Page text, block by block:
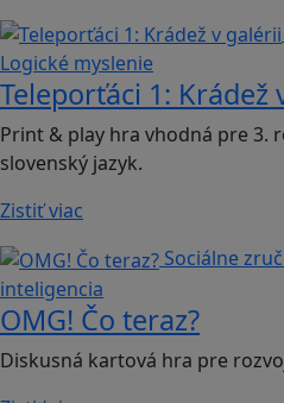
Logické myslenie
Teleporťáci 1: Krádež
Print & play hra vhodná pre 3.
slovenský jazyk.
Zistiť viac
Sociálne
inteligencia
OMG! Čo teraz?
Diskusná kartová hra pre